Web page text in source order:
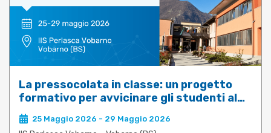
La pressocolata in classe: un progetto
formativo per avvicinare gli studenti al
mondo della fonderia
25 Maggio 2026 - 29 Maggio 2026